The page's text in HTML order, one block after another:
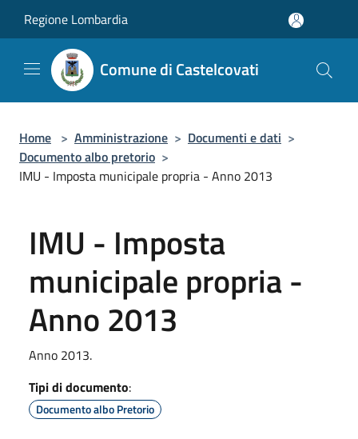
Regione Lombardia
Comune di Castelcovati
Home > Amministrazione > Documenti e dati >
Documento albo pretorio >
IMU - Imposta municipale propria - Anno 2013
IMU - Imposta
municipale propria -
Anno 2013
Anno 2013.
Tipi di documento:
Documento albo Pretorio